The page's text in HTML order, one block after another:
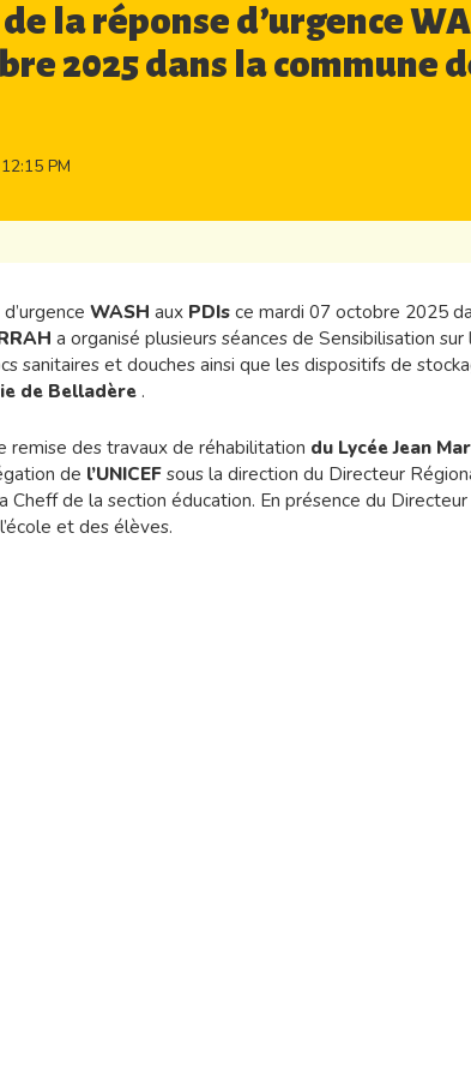
la réponse d’urgence
2025 dans la commune
PM
WASH aux PDIsce mardi 07 octobre 2025
a organisé plusieurs séances de Sensibilisation
sanitaires et douches ainsi que les dispositifs de
de Belladère .
des travaux de réhabilitation du Lycée Jean
de l’UNICEFsous la direction du Directeur
de la section éducation. En présence du
et des élèves.